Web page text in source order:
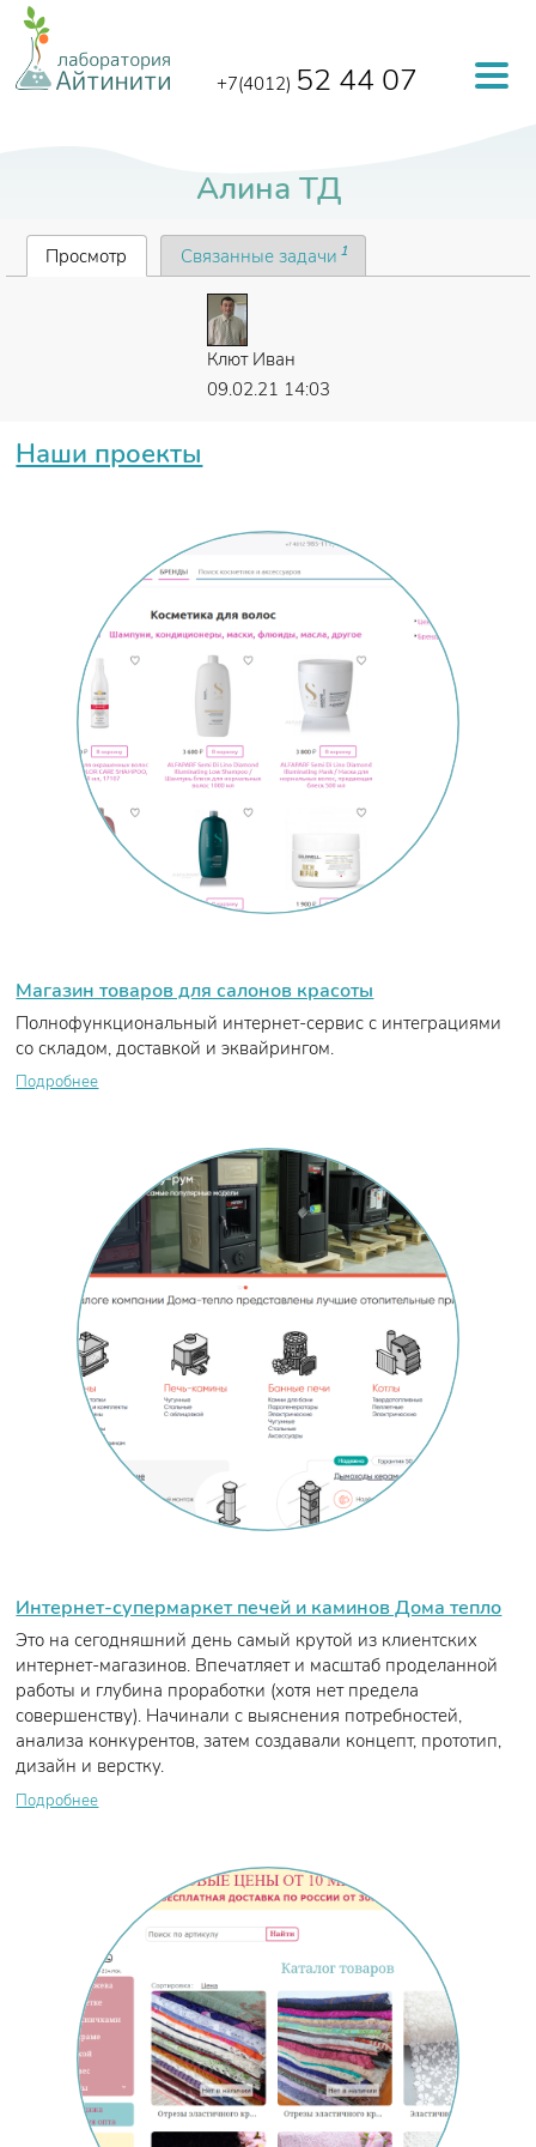
Перейти к основному содержанию
+7(4012) 52 44 07
Алина ТД
Главные вкладки
Просмотр (активная вкладка)
Связанные задачи 1
Автор
Клют Иван
Создано
09.02.21 14:03
Наши проекты
Магазин товаров для салонов красоты
Полнофункциональный интернет-сервис с интеграциями
со складом, доставкой и эквайрингом.
Подробнее
Интернет-супермаркет печей и каминов Дома тепло
Это на сегодняшний день самый крутой из клиентских
интернет-магазинов. Впечатляет и масштаб проделанной
работы и глубина проработки (хотя нет предела
совершенству). Начинали с выяснения потребностей,
анализа конкурентов, затем создавали концепт, прототип,
дизайн и верстку.
Подробнее